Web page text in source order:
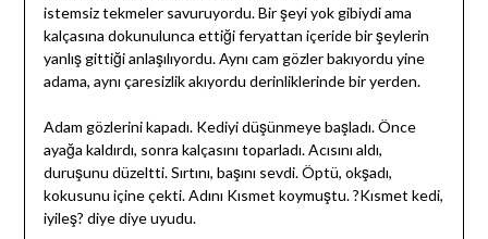
istemsiz tekmeler savuruyordu. Bir şeyi yok gibiydi ama
kalçasına dokunulunca ettiği feryattan içeride bir şeylerin
yanlış gittiği anlaşılıyordu. Aynı cam gözler bakıyordu yine
adama, aynı çaresizlik akıyordu derinliklerinde bir yerden.
Adam gözlerini kapadı. Kediyi düşünmeye başladı. Önce
ayağa kaldırdı, sonra kalçasını toparladı. Acısını aldı,
duruşunu düzeltti. Sırtını, başını sevdi. Öptü, okşadı,
kokusunu içine çekti. Adını Kısmet koymuştu. ?Kısmet kedi,
iyileş? diye diye uyudu.